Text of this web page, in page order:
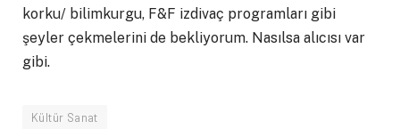
korku/ bilimkurgu, F&F izdivaç programları gibi
şeyler çekmelerini de bekliyorum. Nasılsa alıcısı var
gibi.
Kültür Sanat